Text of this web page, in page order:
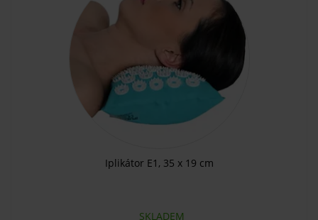
Iplikátor E1, 35 x 19 cm
SKLADEM